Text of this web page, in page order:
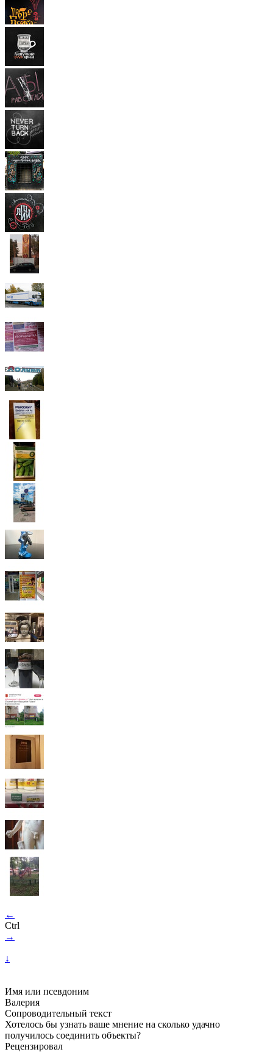
←
Ctrl
→
↓
Имя или псевдоним
Валерия
Сопроводительный текст
Хотелось бы узнать ваше мнение на сколько удачно
получилось соединить объекты?
Рецензировал